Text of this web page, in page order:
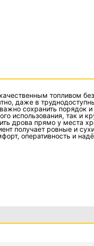
топливом
даже в
сохранить порядок и
использования, так и
дрова прямо у места
получает ровные и
оперативность и